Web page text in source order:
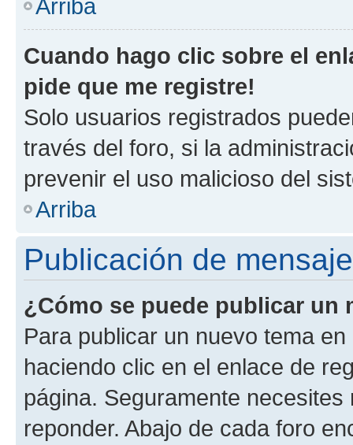
Arriba
Cuando hago clic sobre el
pide que me registre!
Solo usuarios registrados
través del foro, si la
prevenir el uso malicioso del
Arriba
Publicación de
¿Cómo se puede publicar un
Para publicar un nuevo tema
haciendo clic en el enlace de
página. Seguramente
reponder. Abajo de cada foro